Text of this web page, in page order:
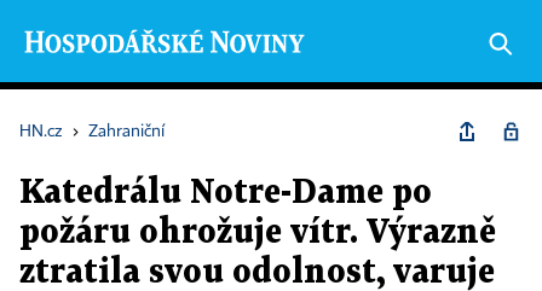
HN.cz › Zahraniční
Katedrálu Notre-Dame po
požáru ohrožuje vítr. Výrazně
ztratila svou odolnost, varuje